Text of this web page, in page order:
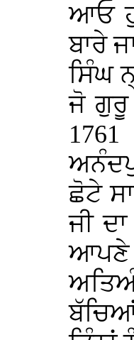
ਆਓ
ਬਾਰੇ
ਸਿੰਘ
ਜੋ ਗੁਰੂ
ਛੋਟੇ
ਜੀ
ਆਪਣੇ